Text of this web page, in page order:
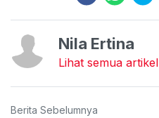
Nila Ertina
Lihat semua artikel
Berita Sebelumnya